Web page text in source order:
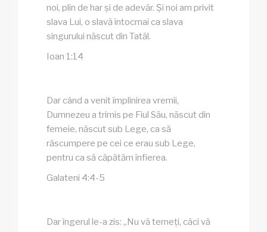
noi, plin de har și de adevăr. Și noi am privit
slava Lui, o slavă întocmai ca slava
singurului născut din Tatăl.
Ioan 1:14
Dar când a venit împlinirea vremii,
Dumnezeu a trimis pe Fiul Său, născut din
femeie, născut sub Lege, ca să
răscumpere pe cei ce erau sub Lege,
pentru ca să căpătăm înfierea.
Galateni 4:4-5
Dar îngerul le-a zis: „Nu vă temeți, căci vă